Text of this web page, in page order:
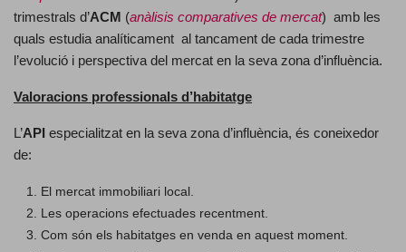
trimestrals d’ACM (anàlisis comparatives de mercat) amb les
quals estudia analíticament al tancament de cada trimestre
l’evolució i perspectiva del mercat en la seva zona d’influència.
Valoracions professionals d’habitatge
L’API especialitzat en la seva zona d’influència, és coneixedor
de:
El mercat immobiliari local.
Les operacions efectuades recentment.
Com són els habitatges en venda en aquest moment.